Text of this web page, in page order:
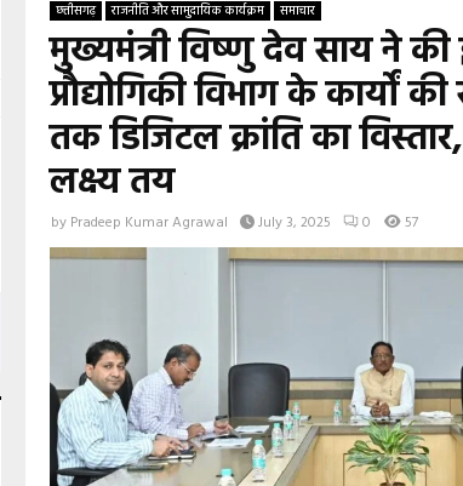
छत्तीसगढ़ राजनीति और सामुदायिक कार्यक्रम समाचार
मुख्यमंत्री विष्णु देव साय ने
प्रौद्योगिकी विभाग के कार्यों
तक डिजिटल क्रांति का
लक्ष्य तय
by Pradeep Kumar Agrawal July 3, 2025 0 57